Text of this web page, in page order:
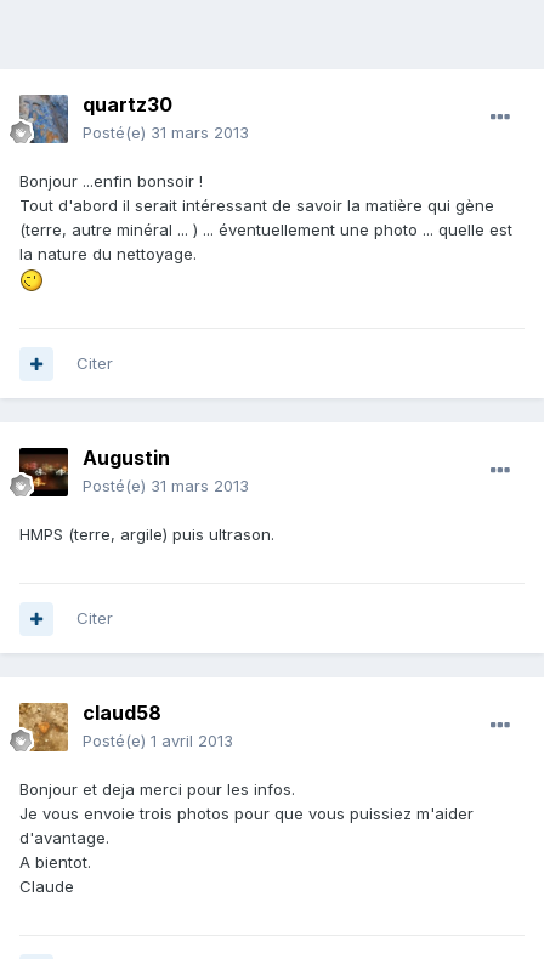
quartz30
Posté(e) 31 mars 2013
Bonjour ...enfin bonsoir !
Tout d'abord il serait intéressant de savoir la matière qui gène
(terre, autre minéral ... ) ... éventuellement une photo ... quelle est
la nature du nettoyage.
Citer
Augustin
Posté(e) 31 mars 2013
HMPS (terre, argile) puis ultrason.
Citer
claud58
Posté(e) 1 avril 2013
Bonjour et deja merci pour les infos.
Je vous envoie trois photos pour que vous puissiez m'aider
d'avantage.
A bientot.
Claude